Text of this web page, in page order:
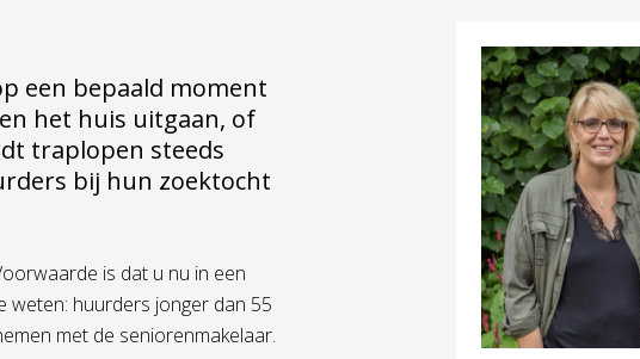
een bepaald moment
het huis uitgaan, of
traplopen steeds
bij hun zoektocht
is dat u nu in een
huurders jonger dan 55
met de seniorenmakelaar.